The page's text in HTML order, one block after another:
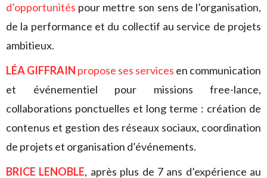
d’opportunités pour mettre son sens de l’organisation,
de la performance et du collectif au service de projets
ambitieux.
LÉA GIFFRAIN propose ses services en communication
et événementiel pour missions free-lance,
collaborations ponctuelles et long terme : création de
contenus et gestion des réseaux sociaux, coordination
de projets et organisation d’événements.
BRICE LENOBLE, après plus de 7 ans d’expérience au